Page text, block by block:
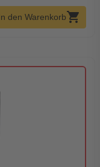
Menge
den Warenkorb shopping_cart